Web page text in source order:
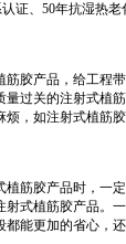
证、50年抗湿热老
筋胶产品，给工程
量过关的注射式植
，如注射式植筋
植筋胶产品时，一
射式植筋胶产品。
能更加的省心，